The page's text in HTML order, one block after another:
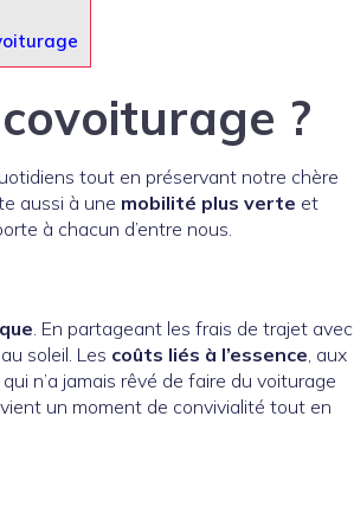
?
tout en préservant notre chère
aussi à une mobilité plus verte et
à chacun d’entre nous.
. En partageant les frais de trajet avec
soleil. Les coûts liés à l’essence, aux
n’a jamais rêvé de faire du voiturage
un moment de convivialité tout en